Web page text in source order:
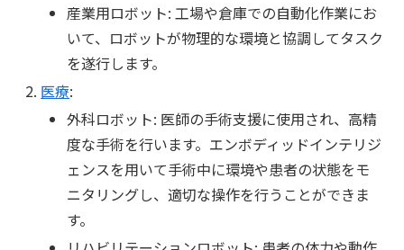
産業用ロボット: 工場や倉庫での自動化作業にお
いて、ロボットが物理的な環境と協調してタスク
を遂行します。
医療:
外科ロボット: 医師の手術支援に使用され、高精
度な手術を行います。エンボディッドインテリジ
ェンスを用いて手術中に環境や患者の状態をモ
ニタリングし、適切な操作を行うことができま
す。